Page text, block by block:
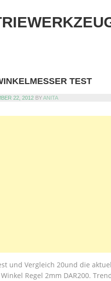
TEST
22, 2012 BYANITA
und Vergleich 20und die
Regel 2mm DAR200.